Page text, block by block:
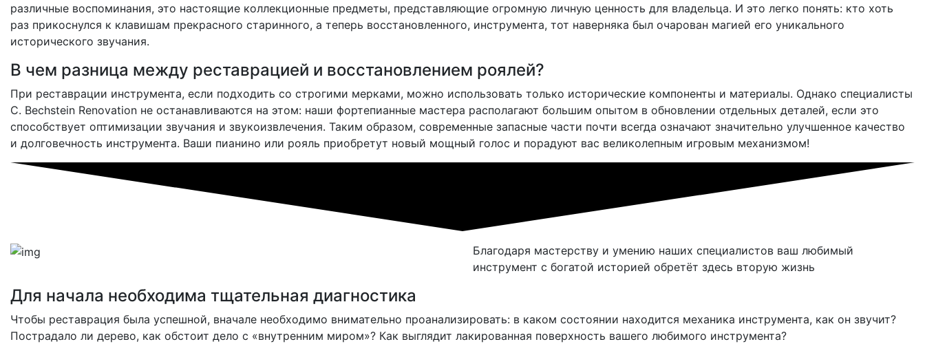
различные воспоминания, это настоящие коллекционные предметы, представляющие огромную личную ценность для владельца. И это легко понять: кто хоть
раз прикоснулся к клавишам прекрасного старинного, а теперь восстановленного, инструмента, тот наверняка был очарован магией его уникального
исторического звучания.
В чем разница между реставрацией и восстановлением роялей?
При реставрации инструмента, если подходить со строгими мерками, можно использовать только исторические компоненты и материалы. Однако специалисты
C. Bechstein Renovation не останавливаются на этом: наши фортепианные мастера располагают большим опытом в обновлении отдельных деталей, если это
способствует оптимизации звучания и звукоизвлечения. Таким образом, современные запасные части почти всегда означают значительно улучшенное качество
и долговечность инструмента. Ваши пианино или рояль приобретут новый мощный голос и порадуют вас великолепным игровым механизмом!
Благодаря мастерству и умению наших специалистов ваш любимый
инструмент с богатой историей обретёт здесь вторую жизнь
Для начала необходима тщательная диагностика
Чтобы реставрация была успешной, вначале необходимо внимательно проанализировать: в каком состоянии находится механика инструмента, как он звучит?
Пострадало ли дерево, как обстоит дело с «внутренним миром»? Как выглядит лакированная поверхность вашего любимого инструмента?